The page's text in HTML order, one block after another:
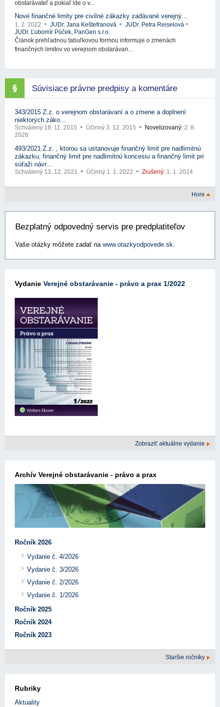
obstarávateľ a pokiaľ ide o v...
Nové finančné limity pre civilné zákazky zadávané verejný...
1. 2. 2022 JUDr. Jana Keštefranová
JUDr. Petra Reiselová
JUDr. Ľubomír Púček, PanGen s.r.o.
Článok prehľadnou tabuľkovou formou informuje o zmenách
finančných limitov vo verejnom obstarávan...
Súvisiace právne predpisy a komentáre
343/2015 Z.z. o verejnom obstarávaní a o zmene a doplnení
niektorých záko...
Schválený 18. 11. 2015 Účinný 3. 12. 2015 Novelizovaný: 2. 8.
2026
493/2021 Z.z. , ktorou sa ustanovuje finančný limit pre nadlimitnú
zákazku, finančný limit pre nadlimitnú koncesiu a finančný limit pri
súťaži návr...
Schválený 13. 12. 2021 Účinný 1. 1. 2022 Zrušený: 1. 1. 2024
Hore
Bezplatný odpovedný servis pre predplatiteľov
Vaše otázky môžete zadať na www.otazkyodpovede.sk.
Vydanie Verejné obstarávanie - právo a prax 1/2022
Zobraziť aktuálne vydanie
Archív Verejné obstarávanie - právo a prax
Ročník 2026
Vydanie č. 4/2026
Vydanie č. 3/2026
Vydanie č. 2/2026
Vydanie č. 1/2026
Ročník 2025
Ročník 2024
Ročník 2023
Staršie ročníky
Rubriky
Aktuality